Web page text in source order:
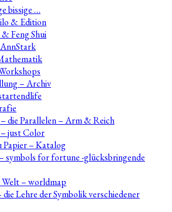
bissige …
& Edition
Feng Shui
– Archiv
die Parallelen – Arm & Reich
just Color
Papier – Katalog
symbols for fortune -glücksbringende
Welt – worldmap
die Lehre der Symbolik verschiedener